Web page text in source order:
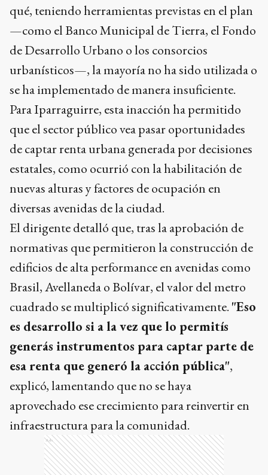
qué, teniendo herramientas previstas en el plan
—como el Banco Municipal de Tierra, el Fondo
de Desarrollo Urbano o los consorcios
urbanísticos—, la mayoría no ha sido utilizada o
se ha implementado de manera insuficiente.
Para Iparraguirre, esta inacción ha permitido
que el sector público vea pasar oportunidades
de captar renta urbana generada por decisiones
estatales, como ocurrió con la habilitación de
nuevas alturas y factores de ocupación en
diversas avenidas de la ciudad.
El dirigente detalló que, tras la aprobación de
normativas que permitieron la construcción de
edificios de alta performance en avenidas como
Brasil, Avellaneda o Bolívar, el valor del metro
cuadrado se multiplicó significativamente. "Eso
es desarrollo si a la vez que lo permitís
generás instrumentos para captar parte de
esa renta que generó la acción pública",
explicó, lamentando que no se haya
aprovechado ese crecimiento para reinvertir en
infraestructura para la comunidad.
Ads